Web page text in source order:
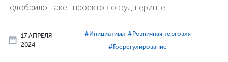
одобрило пакет проектов о фудшеринге
17 АПРЕЛЯ
2024
#⁣Инициативы #⁣Розничная торговля
#⁣Госрегулирование